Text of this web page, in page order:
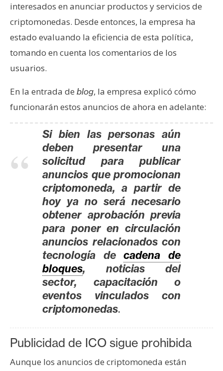
n
á
l
i
i
N
P
m
a
interesados en anunciar productos y servicios de
criptomonedas. Desde entonces, la empresa ha
estado evaluando la eficiencia de esta política,
tomando en cuenta los comentarios de los
usuarios.
En la entrada de blog, la empresa explicó cómo
funcionarán estos anuncios de ahora en adelante:
Si bien las personas aún
deben presentar una
solicitud para publicar
anuncios que promocionan
criptomoneda, a partir de
hoy ya no será necesario
obtener aprobación previa
para poner en circulación
anuncios relacionados con
tecnología decadena de
bloques, noticias del
sector, capacitación o
eventos vinculados con
criptomonedas.
Publicidad de ICO sigue prohibida
Aunque los anuncios de criptomoneda están